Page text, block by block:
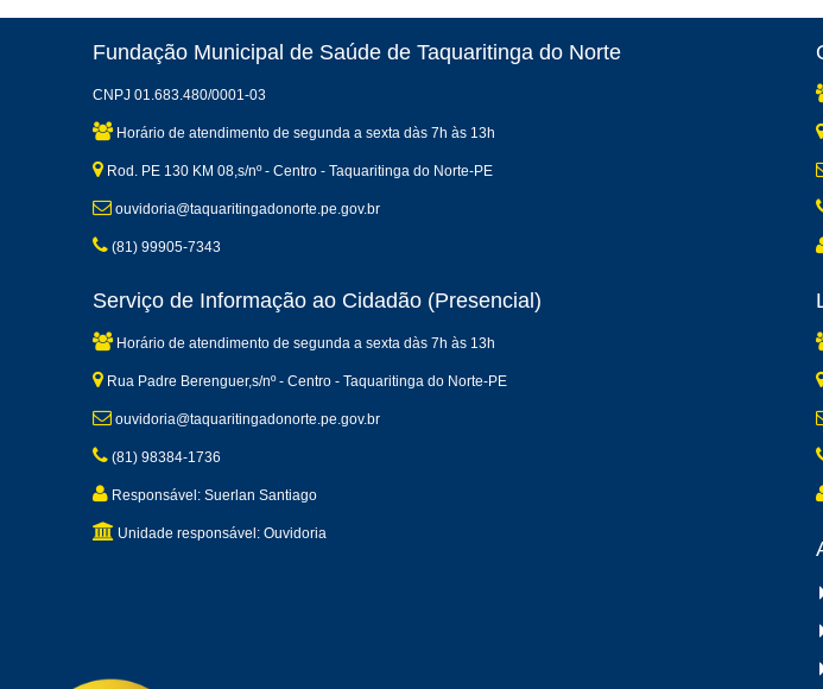
Fundação Municipal de Saúde de Taquaritinga do Norte
CNPJ 01.683.480/0001-03
Horário de atendimento de segunda a sexta dàs 7h às 13h
Rod. PE 130 KM 08,s/nº - Centro - Taquaritinga do Norte-PE
ouvidoria@taquaritingadonorte.pe.gov.br
(81) 99905-7343
Serviço de Informação ao Cidadão (Presencial)
Horário de atendimento de segunda a sexta dàs 7h às 13h
Rua Padre Berenguer,s/nº - Centro - Taquaritinga do Norte-PE
ouvidoria@taquaritingadonorte.pe.gov.br
(81) 98384-1736
Responsável: Suerlan Santiago
Unidade responsável: Ouvidoria